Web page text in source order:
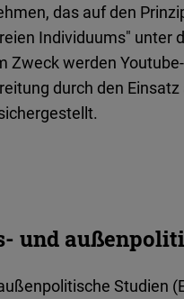
das auf den
Individuums" unter
Zweck werden
durch den
und
Studien